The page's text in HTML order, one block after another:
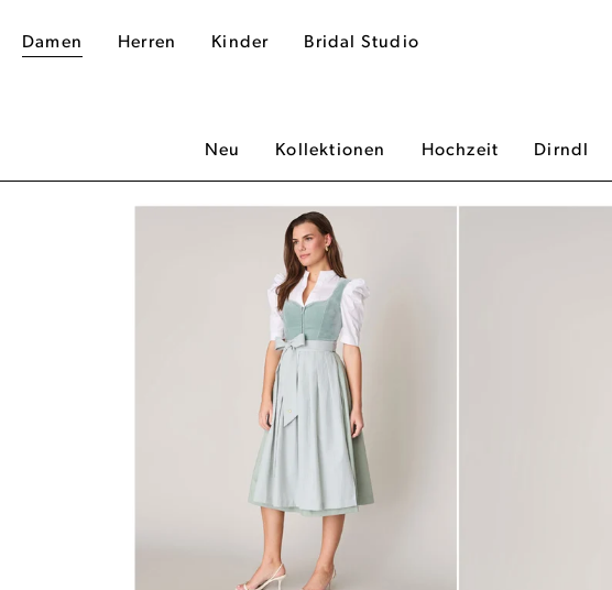
Damen Herren Kinder Bridal Studio
Neu Kollektionen Hochzeit Dirndl